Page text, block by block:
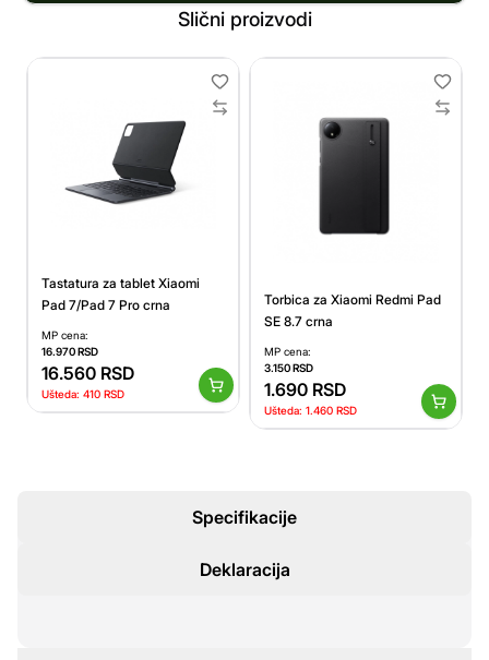
Slični proizvodi
Tastatura za tablet Xiaomi
Pad 7/Pad 7 Pro crna
MP cena:
16.970RSD
16.560 RSD
Ušteda: 410 RSD
Torbica za Xiaomi Redmi Pad
SE 8.7 crna
MP cena:
3.150RSD
1.690 RSD
Ušteda: 1.460 RSD
Specifikacije
Deklaracija